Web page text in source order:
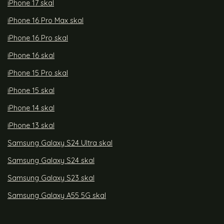
iPhone 17 skal
iPhone 16 Pro Max skal
iPhone 16 Pro skal
iPhone 16 skal
iPhone 15 Pro skal
iPhone 15 skal
iPhone 14 skal
iPhone 13 skal
Samsung Galaxy S24 Ultra skal
Samsung Galaxy S24 skal
Samsung Galaxy S23 skal
Samsung Galaxy A55 5G skal